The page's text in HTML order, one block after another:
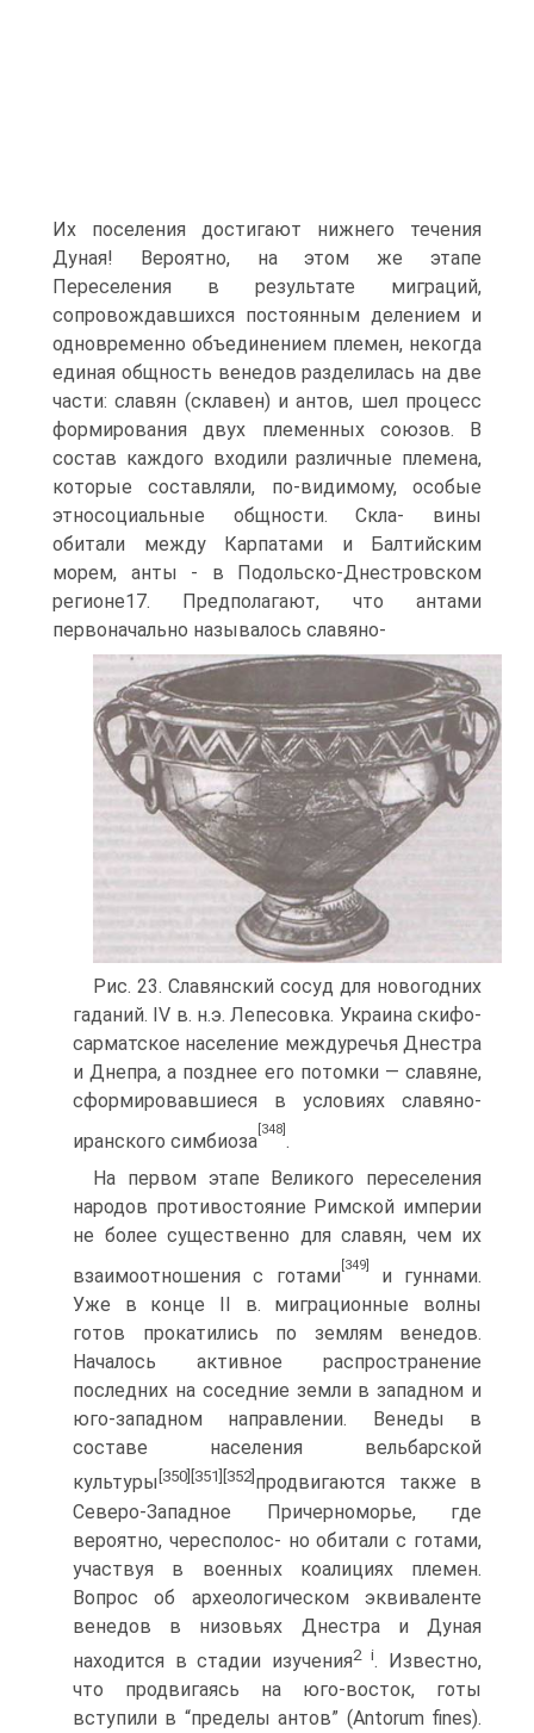
Их поселения достигают нижнего течения
Дуная! Вероятно, на этом же этапе
Переселения в результате миграций,
сопровождавших­ся постоянным делением и
одновременно объединением племен, некогда
единая общность венедов разделилась на две
части: славян (склавен) и антов, шел процесс
формирования двух племенных союзов. В
состав каждого входили различные пле­мена,
которые составляли, по-видимому, особые
этносоциальные общности. Скла- вины
обитали между Карпатами и Балтийским
морем, анты - в Подольско-Днест­ровском
регионе17. Предполагают, что антами
первоначально называлось славяно-
Рис. 23. Славянский сосуд для новогодних
гаданий. IV в. н.э. Лепесовка. Украина скифо-
сарматское население междуречья Днестра
и Днепра, а позднее его потом­ки — славяне,
сформировавшиеся в условиях славяно-
иранского симбиоза
[348]
.
На первом этапе Великого переселения
народов противостояние Римской им­перии
не более существенно для славян, чем их
взаимоотношения с готами
[349]
и гун­нами.
Уже в конце II в. миграционные волны
готов прокатились по землям венедов.
Началось активное распространение
последних на соседние земли в западном и
юго-западном направлении. Венеды в
составе населения вельбарской
культуры [350] [351] [352] продвигаются также в
Северо-Западное Причерноморье, где
вероятно, чересполос- но обитали с готами,
участвуя в военных коалициях племен.
Вопрос об археологи­ческом эквиваленте
венедов в низовьях Днестра и Дуная
находится в стадии изуче­ния2 i. Известно,
что продвигаясь на юго-восток, готы
вступили в “пределы антов” (Antorum fines).